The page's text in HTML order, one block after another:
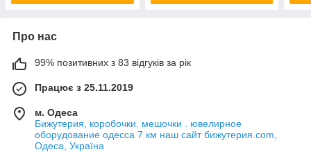
Про нас
99% позитивних з 83 відгуків за рік
Працює з 25.11.2019
м. Одеса
Бижутерия, коробочки. мешочки . ювелирное
оборудование одесса 7 км наш сайт бижутерия.com,
Одеса, Україна